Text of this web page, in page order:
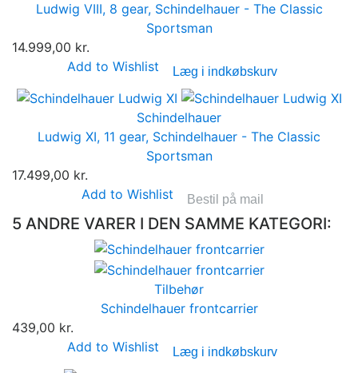
Ludwig VIII, 8 gear, Schindelhauer - The Classic
Sportsman
14.999,00 kr.
Add to Wishlist
Læg i indkøbskurv
Schindelhauer
Ludwig XI, 11 gear, Schindelhauer - The Classic
Sportsman
17.499,00 kr.
Add to Wishlist
Bestil på mail
5 ANDRE VARER I DEN SAMME KATEGORI:
Tilbehør
Schindelhauer frontcarrier
439,00 kr.
Add to Wishlist
Læg i indkøbskurv